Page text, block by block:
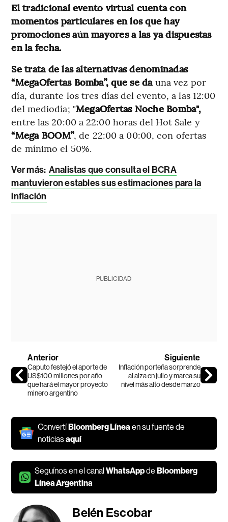
El tradicional evento virtual cuenta con
momentos particulares en los que hay
promociones aún mayores a las ya dispuestas
en la fecha.
Se trata de las alternativas denominadas
“MegaOfertas Bomba”, que se da una vez por
día, durante los tres días del evento, a las 12:00
del mediodía; "MegaOfertas Noche Bomba",
entre las 20:00 a 22:00 horas del Hot Sale y
“Mega BOOM”, de 22:00 a 00:00, con ofertas
de mínimo el 50%.
Ver más: Analistas que consulta el BCRA
mantuvieron estables sus estimaciones para la
inflación
PUBLICIDAD
Anterior
Caputo festejó el aporte de
US$100 millones por año
que hará el mayor proyecto
minero argentino
Siguiente
Inflación porteña sorprende
al alza en julio y marca su
nivel más alto desde marzo
ConvertíBloomberg Líneaen su fuente de
noticiasaquí
Seguínos en el canalWhatsAppdeBloomberg
Línea Argentina
Belén Escobar